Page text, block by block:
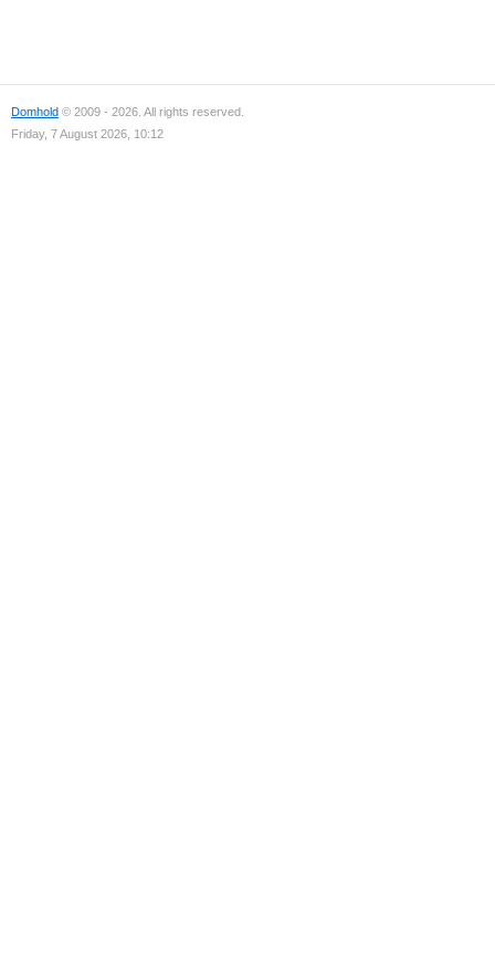
Domhold © 2009 - 2026. All rights reserved.
Friday, 7 August 2026, 10:12